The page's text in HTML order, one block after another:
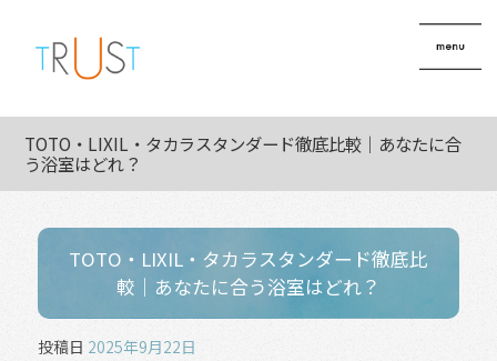
TOTO・LIXIL・タカラスタンダード徹底比較｜あなたに合
う浴室はどれ？
TOTO・LIXIL・タカラスタンダード徹底比
較｜あなたに合う浴室はどれ？
投稿日 2025年9月22日